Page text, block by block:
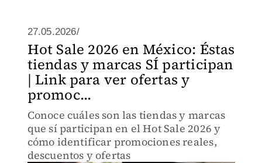
27.05.2026/
Hot Sale 2026 en México: Éstas
tiendas y marcas SÍ participan
| Link para ver ofertas y
promoc...
Conoce cuáles son las tiendas y marcas
que sí participan en el Hot Sale 2026 y
cómo identificar promociones reales,
descuentos y ofertas